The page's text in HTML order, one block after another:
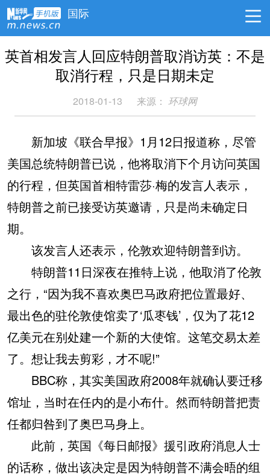
国际
英首相发言人回应特朗普取消访英：不是
取消行程，只是日期未定
2018-01-13 来源： 环球网
新加坡《联合早报》1月12日报道称，尽管
美国总统特朗普已说，他将取消下个月访问英国
的行程，但英国首相特雷莎·梅的发言人表示，
特朗普之前已接受访英邀请，只是尚未确定日
期。
该发言人还表示，伦敦欢迎特朗普到访。
特朗普11日深夜在推特上说，他取消了伦敦
之行，“因为我不喜欢奥巴马政府把位置最好、
最出色的驻伦敦使馆卖了‘瓜枣钱’，仅为了花12
亿美元在别处建一个新的大使馆。这笔交易太差
了。想让我去剪彩，才不呢!”
BBC称，其实美国政府2008年就确认要迁移
馆址，当时在任内的是小布什。然而特朗普把责
任都归咎到了奥巴马身上。
此前，英国《每日邮报》援引政府消息人士
的话称，做出该决定是因为特朗普不满会晤的组